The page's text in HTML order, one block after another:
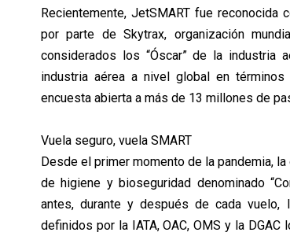
Recientemente, JetSMART fue
por parte de Skytrax, organización
considerados los “Óscar” de la industria
industria aérea a nivel global en
encuesta abierta a más de 13 millones de
Vuela seguro, vuela SMART
Desde el primer momento de la pandemia,
de higiene y bioseguridad denominado
antes, durante y después de cada
definidos por la IATA, OAC, OMS y la